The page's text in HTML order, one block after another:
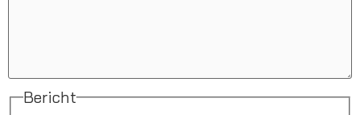
Bericht